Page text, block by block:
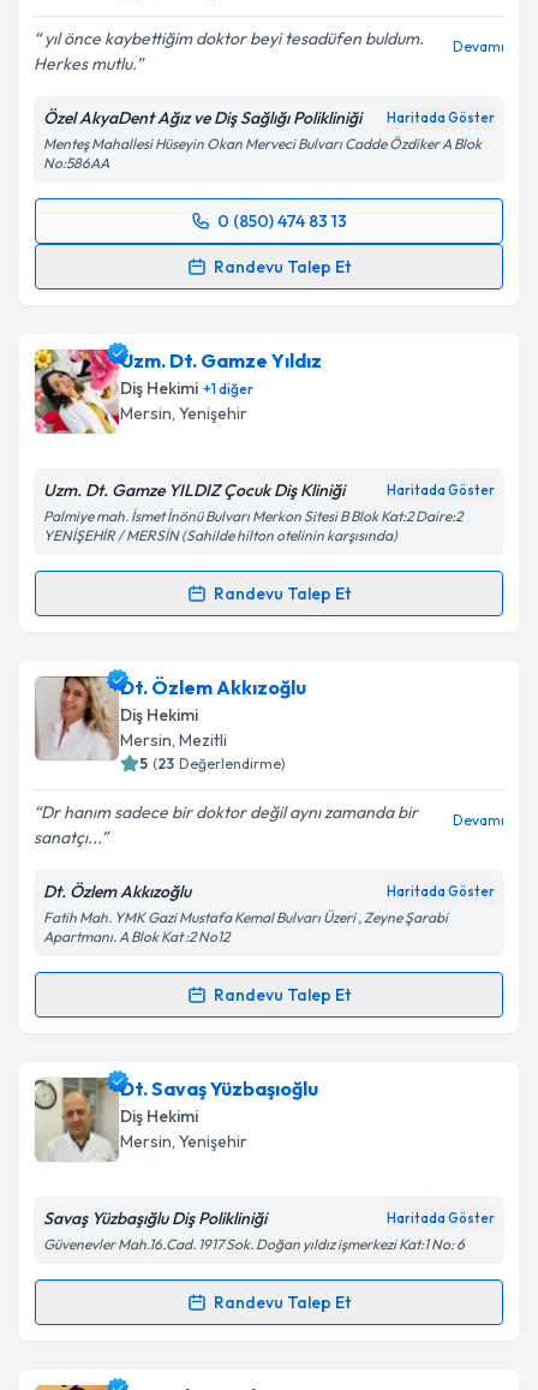
kapsamda işlenmesini kabul ediyorum.
Takvim Talebini Gönder
yıl önce kaybettiğim doktor beyi tesadüfen buldum.
Herkes mutlu.
Devamı
Özel AkyaDent Ağız ve Diş Sağlığı Polikliniği Haritada Göster
Menteş Mahallesi Hüseyin Okan Merveci Bulvarı Cadde Özdiker A Blok
No:586AA
0 (850) 474 83 13
Randevu Talep Et
Randevu Takvimi Talebi
takvim hazırlandığında e-posta ile bilgilendireceğiz.
E-posta Adresiniz
Kişisel verilerimin işlenmesine ilişkinAydınlatma
'ni okudum ve kişisel verilerimin belirtilen
kapsamda işlenmesini kabul ediyorum.
Uzm. Dt. Gamze Yıldız
Diş Hekimi +1diğer
Mersin, Yenişehir
Uzm. Dt. Gamze YILDIZ Çocuk Diş Kliniği Haritada Göster
Palmiye mah. İsmet İnönü Bulvarı Merkon Sitesi B Blok Kat:2 Daire:2
YENİŞEHİR / MERSİN (Sahilde hilton otelinin karşısında)
Randevu Talep Et
Randevu Takvimi Talebi
Uzm. Dt. Gamze Yıldıziçin randevu takvimi talebi
oluşturun. Size bu uzmandan randevu almanız için bir
takvim hazırlandığında e-posta ile bilgilendireceğiz.
Kişisel verilerimin işlenmesine ilişkin
Aydınlatma
Metni'ni okudum ve kişisel verilerimin belirtilen
kapsamda işlenmesini kabul ediyorum.
Takvim Talebini Gönder
Dt. Özlem Akkızoğlu
Diş Hekimi
Mersin, Mezitli
5 (23 Değerlendirme)
Dr hanım sadece bir doktor değil aynı zamanda bir
sanatçı...
Devamı
Dt. Özlem Akkızoğlu Haritada Göster
Fatih Mah. YMK Gazi Mustafa Kemal Bulvarı Üzeri , Zeyne Şarabi
Apartmanı. A Blok Kat :2 No12
Randevu Talep Et
Randevu Takvimi Talebi
Dt. Özlem Akkızoğluiçin randevu takvimi talebi
oluşturun. Size bu uzmandan randevu almanız için bir
takvim hazırlandığında e-posta ile bilgilendireceğiz.
Kişisel verilerimin işlenmesine ilişkin
Metni'ni okudum ve kişisel verilerimin belirtilen
Dt. Savaş Yüzbaşıoğlu
Diş Hekimi
Mersin, Yenişehir
Savaş Yüzbaşığlu Diş Polikliniği Haritada Göster
Güvenevler Mah.16.Cad. 1917 Sok. Doğan yıldız işmerkezi Kat:1 No: 6
Randevu Talep Et
Randevu Takvimi Talebi